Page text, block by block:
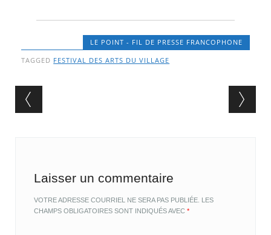
LE POINT - FIL DE PRESSE FRANCOPHONE
TAGGED FESTIVAL DES ARTS DU VILLAGE
Post navigation
Laisser un commentaire
VOTRE ADRESSE COURRIEL NE SERA PAS PUBLIÉE. LES
CHAMPS OBLIGATOIRES SONT INDIQUÉS AVEC*